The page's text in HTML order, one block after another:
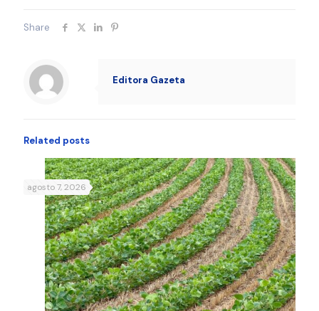
Share
Editora Gazeta
Related posts
agosto 7, 2026